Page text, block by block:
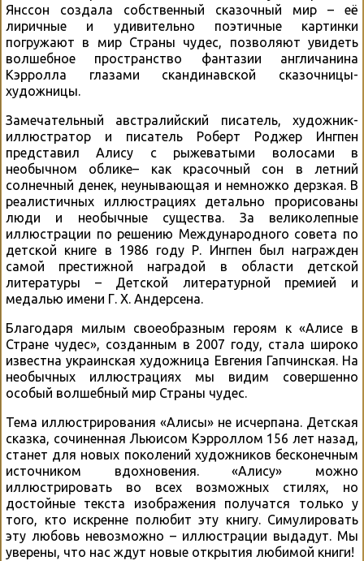
Янссон создала собственный сказочный мир – её
лиричные и удивительно поэтичные картинки
погружают в мир Страны чудес, позволяют увидеть
волшебное пространство фантазии англичанина
Кэрролла глазами скандинавской сказочницы-
художницы.
Замечательный австралийский писатель, художник-
иллюстратор и писатель Роберт Роджер Ингпен
представил Алису с рыжеватыми волосами в
необычном облике– как красочный сон в летний
солнечный денек, неунывающая и немножко дерзкая. В
реалистичных иллюстрациях детально прорисованы
люди и необычные существа. За великолепные
иллюстрации по решению Международного совета по
детской книге в 1986 году Р. Ингпен был награжден
самой престижной наградой в области детской
литературы – Детской литературной премией и
медалью имени Г. Х. Андерсена.
Благодаря милым своеобразным героям к «Алисе в
Стране чудес», созданным в 2007 году, стала широко
известна украинская художница Евгения Гапчинская. На
необычных иллюстрациях мы видим совершенно
особый волшебный мир Страны чудес.
Тема иллюстрирования «Алисы» не исчерпана. Детская
сказка, сочиненная Льюисом Кэрроллом 156 лет назад,
станет для новых поколений художников бесконечным
источником вдохновения. «Алису» можно
иллюстрировать во всех возможных стилях, но
достойные текста изображения получатся только у
того, кто искренне полюбит эту книгу. Симулировать
эту любовь невозможно – иллюстрации выдадут. Мы
уверены, что нас ждут новые открытия любимой книги!